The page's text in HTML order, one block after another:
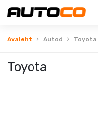
Avaleht Autod Toyota
Toyota